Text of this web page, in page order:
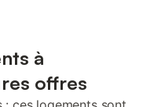
à
offres